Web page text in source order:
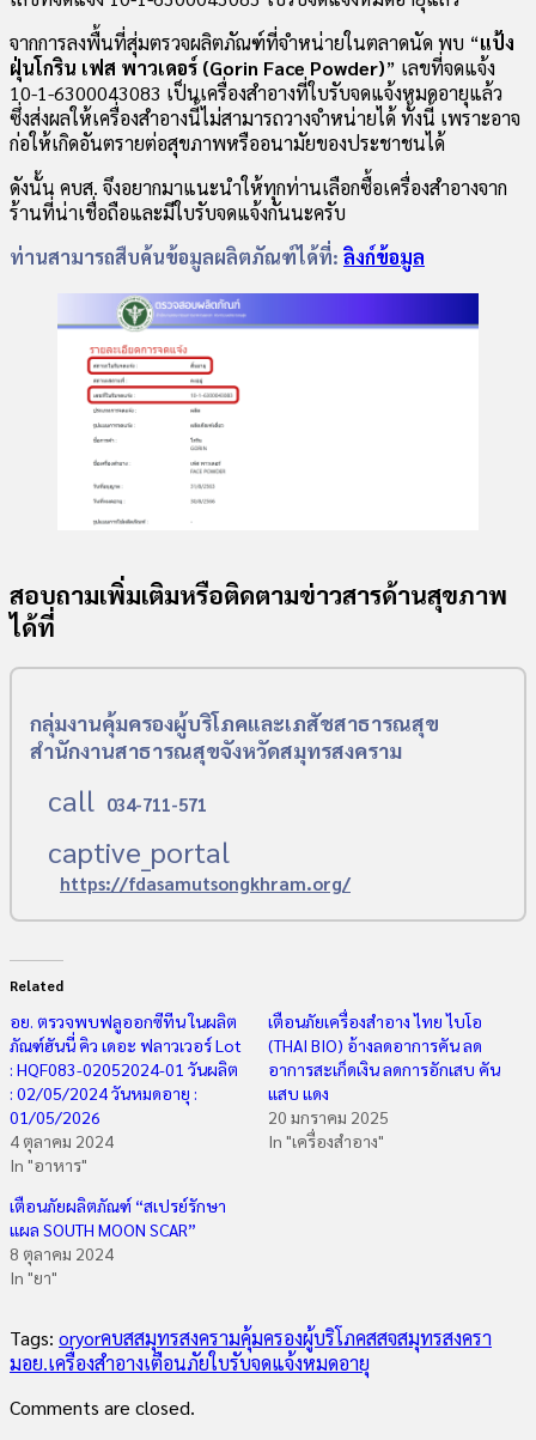
จากการลงพื้นที่สุ่มตรวจผลิตภัณฑ์ที่จำหน่ายในตลาดนัด พบ “แป้ง
ฝุ่นโกริน เฟส พาวเดอร์ (Gorin Face Powder)” เลขที่จดแจ้ง
10-1-6300043083 เป็นเครื่องสำอางที่ใบรับจดแจ้งหมดอายุแล้ว
ซึ่งส่งผลให้เครื่องสำอางนี้ไม่สามารถวางจำหน่ายได้ ทั้งนี้ เพราะอาจ
ก่อให้เกิดอันตรายต่อสุขภาพหรืออนามัยของประชาชนได้
ดังนั้น คบส. จึงอยากมาแนะนำให้ทุกท่านเลือกซื้อเครื่องสำอางจาก
ร้านที่น่าเชื่อถือและมีใบรับจดแจ้งกันนะครับ
ท่านสามารถสืบค้นข้อมูลผลิตภัณฑ์ได้ที่: ลิงก์ข้อมูล
สอบถามเพิ่มเติมหรือติดตามข่าวสารด้านสุขภาพ
ได้ที่
กลุ่มงานคุ้มครองผู้บริโภคและเภสัชสาธารณสุข
สำนักงานสาธารณสุขจังหวัดสมุทรสงคราม
call 034-711-571
captive_portal
https://fdasamutsongkhram.org/
Related
อย. ตรวจพบฟลูออกซีทีน ในผลิต
ภัณฑ์ฮันนี่ คิว เดอะ ฟลาวเวอร์ Lot
: HQF083-02052024-01 วันผลิต
: 02/05/2024 วันหมดอายุ :
01/05/2026
4 ตุลาคม 2024
In "อาหาร"
เตือนภัยเครื่องสำอาง ไทย ไบโอ
(THAI BIO) อ้างลดอาการคัน ลด
อาการสะเก็ดเงิน ลดการอักเสบ คัน
แสบ แดง
20 มกราคม 2025
In "เครื่องสำอาง"
เตือนภัยผลิตภัณฑ์ “สเปรย์รักษา
แผล SOUTH MOON SCAR”
8 ตุลาคม 2024
In "ยา"
Tags: oryorคบสสมุทรสงครามคุ้มครองผู้บริโภคสสจสมุทรสงครา
มอย.เครื่องสำอางเตือนภัยใบรับจดแจ้งหมดอายุ
Comments are closed.